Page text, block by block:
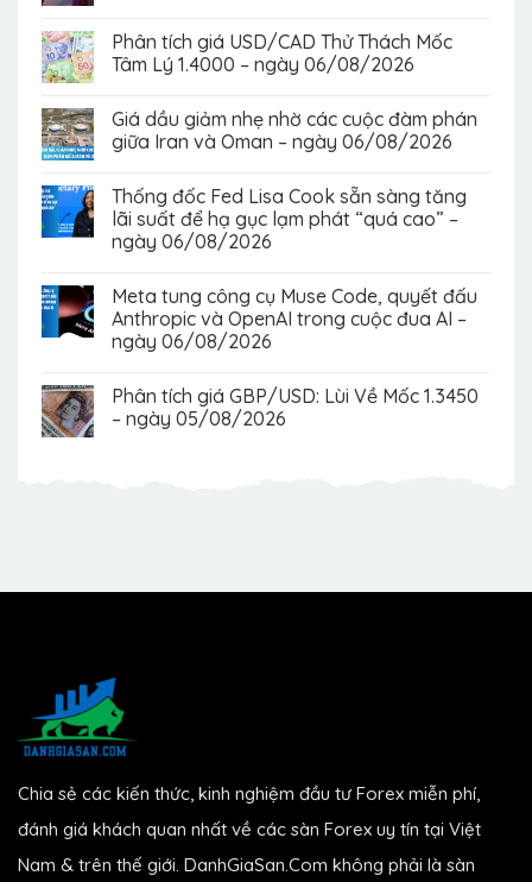
Phân tích giá USD/CAD Thử Thách Mốc
Tâm Lý 1.4000 – ngày 06/08/2026
Giá dầu giảm nhẹ nhờ các cuộc đàm phán
giữa Iran và Oman – ngày 06/08/2026
Thống đốc Fed Lisa Cook sẵn sàng tăng
lãi suất để hạ gục lạm phát “quá cao” –
ngày 06/08/2026
Meta tung công cụ Muse Code, quyết đấu
Anthropic và OpenAI trong cuộc đua AI –
ngày 06/08/2026
Phân tích giá GBP/USD: Lùi Về Mốc 1.3450
– ngày 05/08/2026
Chia sẻ các kiến thức, kinh nghiệm đầu tư Forex miễn phí,
đánh giá khách quan nhất về các sàn Forex uy tín tại Việt
Nam & trên thế giới. DanhGiaSan.Com không phải là sàn